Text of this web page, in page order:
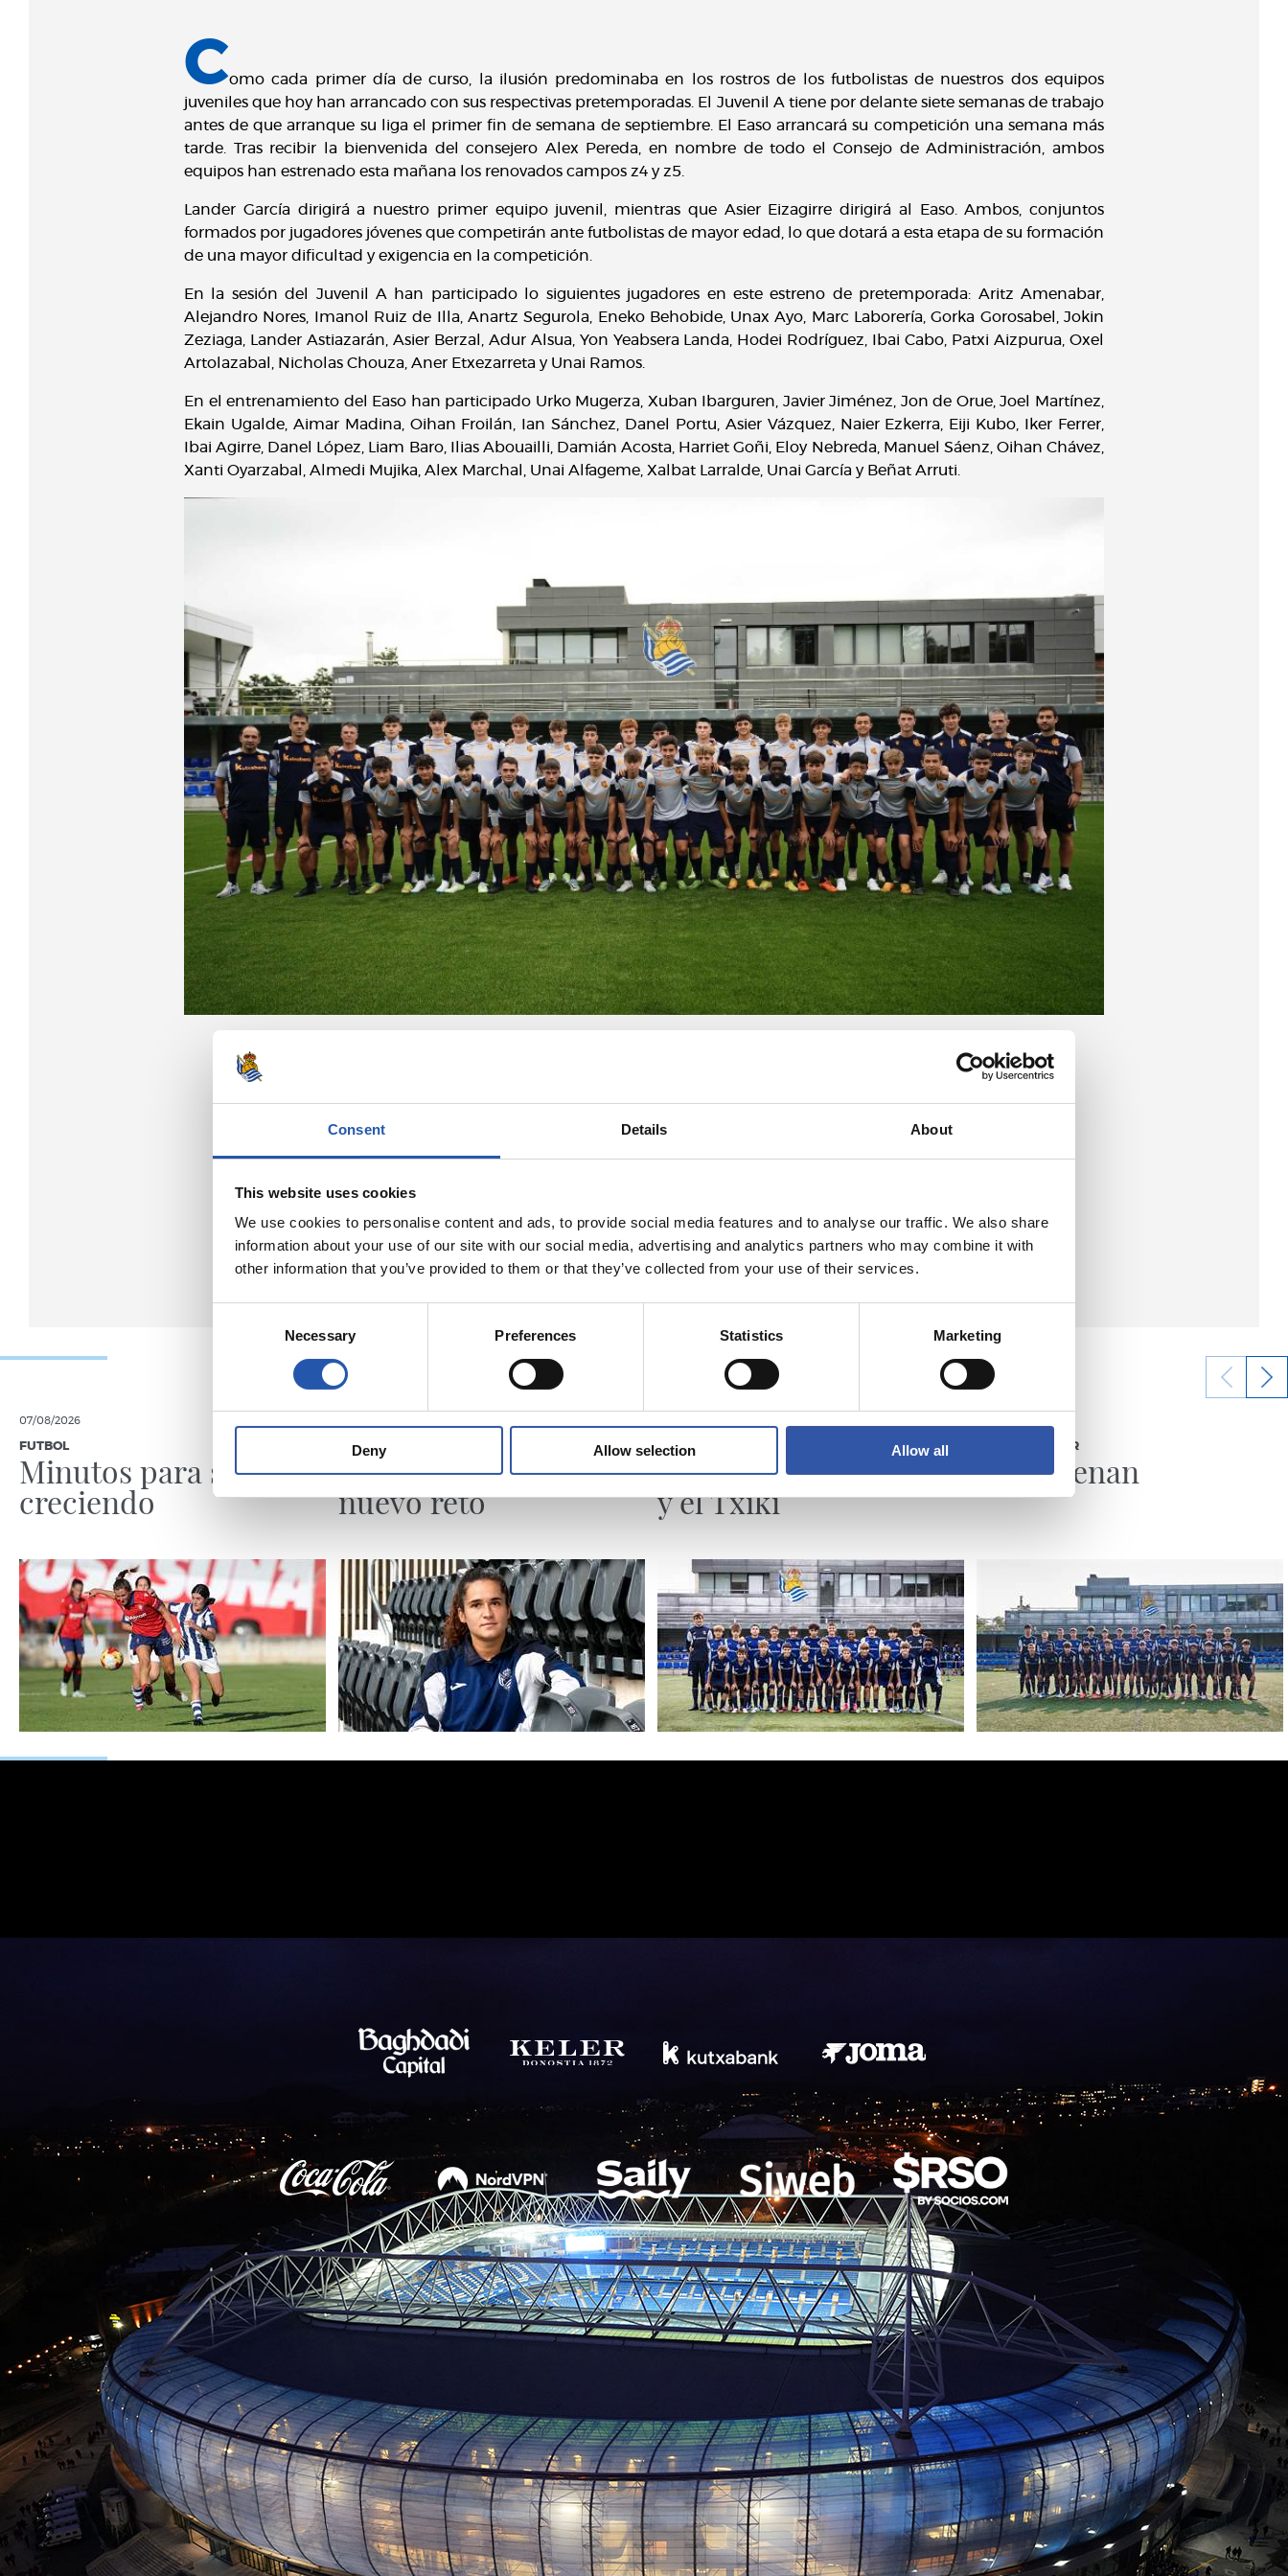
Consent Details About
This website uses cookies
We use cookies to personalise content and ads, to provide social media features and to analyse our traffic. We also share
information about your use of our site with our social media, advertising and analytics partners who may combine it with
other information that you’ve provided to them or that they’ve collected from your use of their services.
Necessary Preferences Statistics Marketing
Deny Allow selection Allow all
Como cada primer día de curso, la ilusión predominaba en los rostros de los futbolistas de nuestros dos equipos
juveniles que hoy han arrancado con sus respectivas pretemporadas. El Juvenil A tiene por delante siete semanas de trabajo
antes de que arranque su liga el primer fin de semana de septiembre. El Easo arrancará su competición una semana más
tarde. Tras recibir la bienvenida del consejero Alex Pereda, en nombre de todo el Consejo de Administración, ambos
equipos han estrenado esta mañana los renovados campos z4 y z5.
Lander García dirigirá a nuestro primer equipo juvenil, mientras que Asier Eizagirre dirigirá al Easo. Ambos, conjuntos
formados por jugadores jóvenes que competirán ante futbolistas de mayor edad, lo que dotará a esta etapa de su formación
de una mayor dificultad y exigencia en la competición.
En la sesión del Juvenil A han participado lo siguientes jugadores en este estreno de pretemporada: Aritz Amenabar,
Alejandro Nores, Imanol Ruiz de Illa, Anartz Segurola, Eneko Behobide, Unax Ayo, Marc Laborería, Gorka Gorosabel, Jokin
Zeziaga, Lander Astiazarán, Asier Berzal, Adur Alsua, Yon Yeabsera Landa, Hodei Rodríguez, Ibai Cabo, Patxi Aizpurua, Oxel
Artolazabal, Nicholas Chouza, Aner Etxezarreta y Unai Ramos.
En el entrenamiento del Easo han participado Urko Mugerza, Xuban Ibarguren, Javier Jiménez, Jon de Orue, Joel Martínez,
Ekain Ugalde, Aimar Madina, Oihan Froilán, Ian Sánchez, Danel Portu, Asier Vázquez, Naier Ezkerra, Eiji Kubo, Iker Ferrer,
Ibai Agirre, Danel López, Liam Baro, Ilias Abouailli, Damián Acosta, Harriet Goñi, Eloy Nebreda, Manuel Sáenz, Oihan Chávez,
Xanti Oyarzabal, Almedi Mujika, Alex Marchal, Unai Alfageme, Xalbat Larralde, Unai García y Beñat Arruti.
07/08/2026
FUTBOL
Minutos para seguir
creciendo
VÍDEOS
Ilusionadas por el
nuevo reto
ZUBIETA
En marcha el Infantil
y el Txiki
CADETE HONOR
Ya entrenan